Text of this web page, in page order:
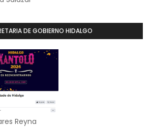
DE GOBIERNO HIDALGO
Reyna